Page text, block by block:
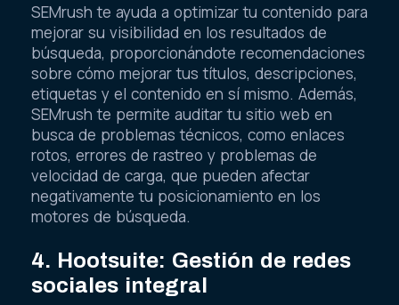
SEMrush te ayuda a optimizar tu contenido para
mejorar su visibilidad en los resultados de
búsqueda, proporcionándote recomendaciones
sobre cómo mejorar tus títulos, descripciones,
etiquetas y el contenido en sí mismo. Además,
SEMrush te permite auditar tu sitio web en
busca de problemas técnicos, como enlaces
rotos, errores de rastreo y problemas de
velocidad de carga, que pueden afectar
negativamente tu posicionamiento en los
motores de búsqueda.
4. Hootsuite: Gestión de redes
sociales integral